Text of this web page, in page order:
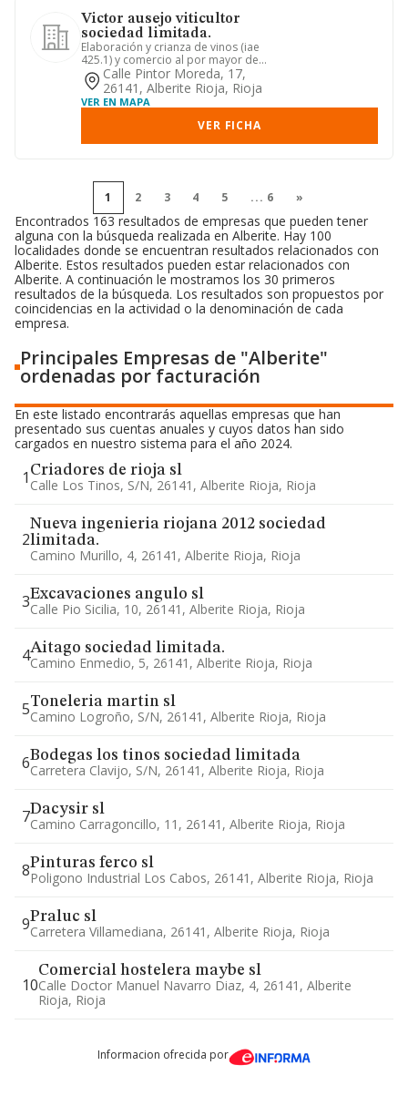
Victor ausejo viticultor
sociedad limitada.
Elaboración y crianza de vinos (iae
425.1) y comercio al por mayor de
vinos del país (iae 612.7), c...
Calle Pintor Moreda, 17,
26141, Alberite Rioja, Rioja
VER EN MAPA
VER FICHA
1 2 3 4 5 ... 6 »
Encontrados 163 resultados de empresas que pueden tener
alguna con la búsqueda realizada en Alberite. Hay 100
localidades donde se encuentran resultados relacionados con
Alberite. Estos resultados pueden estar relacionados con
Alberite. A continuación le mostramos los 30 primeros
resultados de la búsqueda. Los resultados son propuestos por
coincidencias en la actividad o la denominación de cada
empresa.
Principales Empresas de "Alberite"
ordenadas por facturación
En este listado encontrarás aquellas empresas que han
presentado sus cuentas anuales y cuyos datos han sido
cargados en nuestro sistema para el año 2024.
1 Criadores de rioja sl
Calle Los Tinos, S/n, 26141, Alberite Rioja, Rioja
2
Nueva ingenieria riojana 2012 sociedad
limitada.
Camino Murillo, 4, 26141, Alberite Rioja, Rioja
3Excavaciones angulo sl
Calle Pio Sicilia, 10, 26141, Alberite Rioja, Rioja
4Aitago sociedad limitada.
Camino Enmedio, 5, 26141, Alberite Rioja, Rioja
5Toneleria martin sl
Camino Logroño, S/n, 26141, Alberite Rioja, Rioja
6Bodegas los tinos sociedad limitada
Carretera Clavijo, S/n, 26141, Alberite Rioja, Rioja
7Dacysir sl
Camino Carragoncillo, 11, 26141, Alberite Rioja, Rioja
8Pinturas ferco sl
Poligono Industrial Los Cabos, 26141, Alberite Rioja, Rioja
9Praluc sl
Carretera Villamediana, 26141, Alberite Rioja, Rioja
10
Comercial hostelera maybe sl
Calle Doctor Manuel Navarro Diaz, 4, 26141, Alberite
Rioja, Rioja
Informacion ofrecida por